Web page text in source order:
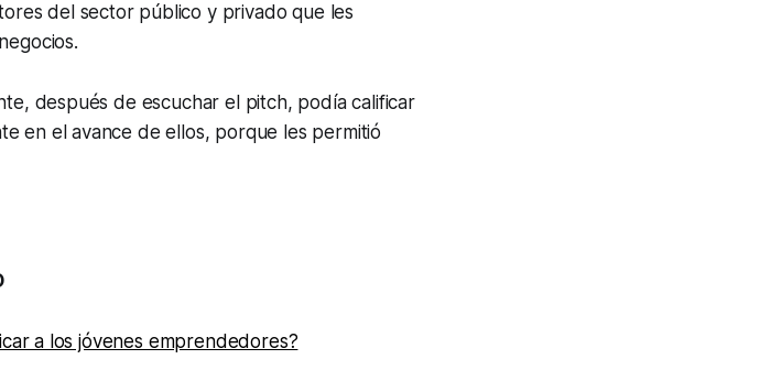
del sector público y privado que les
después de escuchar el pitch, podía calificar
en el avance de ellos, porque les permitió
a los jóvenes emprendedores?